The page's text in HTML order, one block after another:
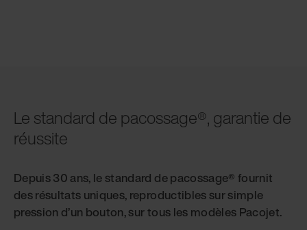
Le standard de pacossage®, garantie de
réussite
Depuis 30 ans, le standard de pacossage® fournit
des résultats uniques, reproductibles sur simple
pression d’un bouton, sur tous les modèles Pacojet.